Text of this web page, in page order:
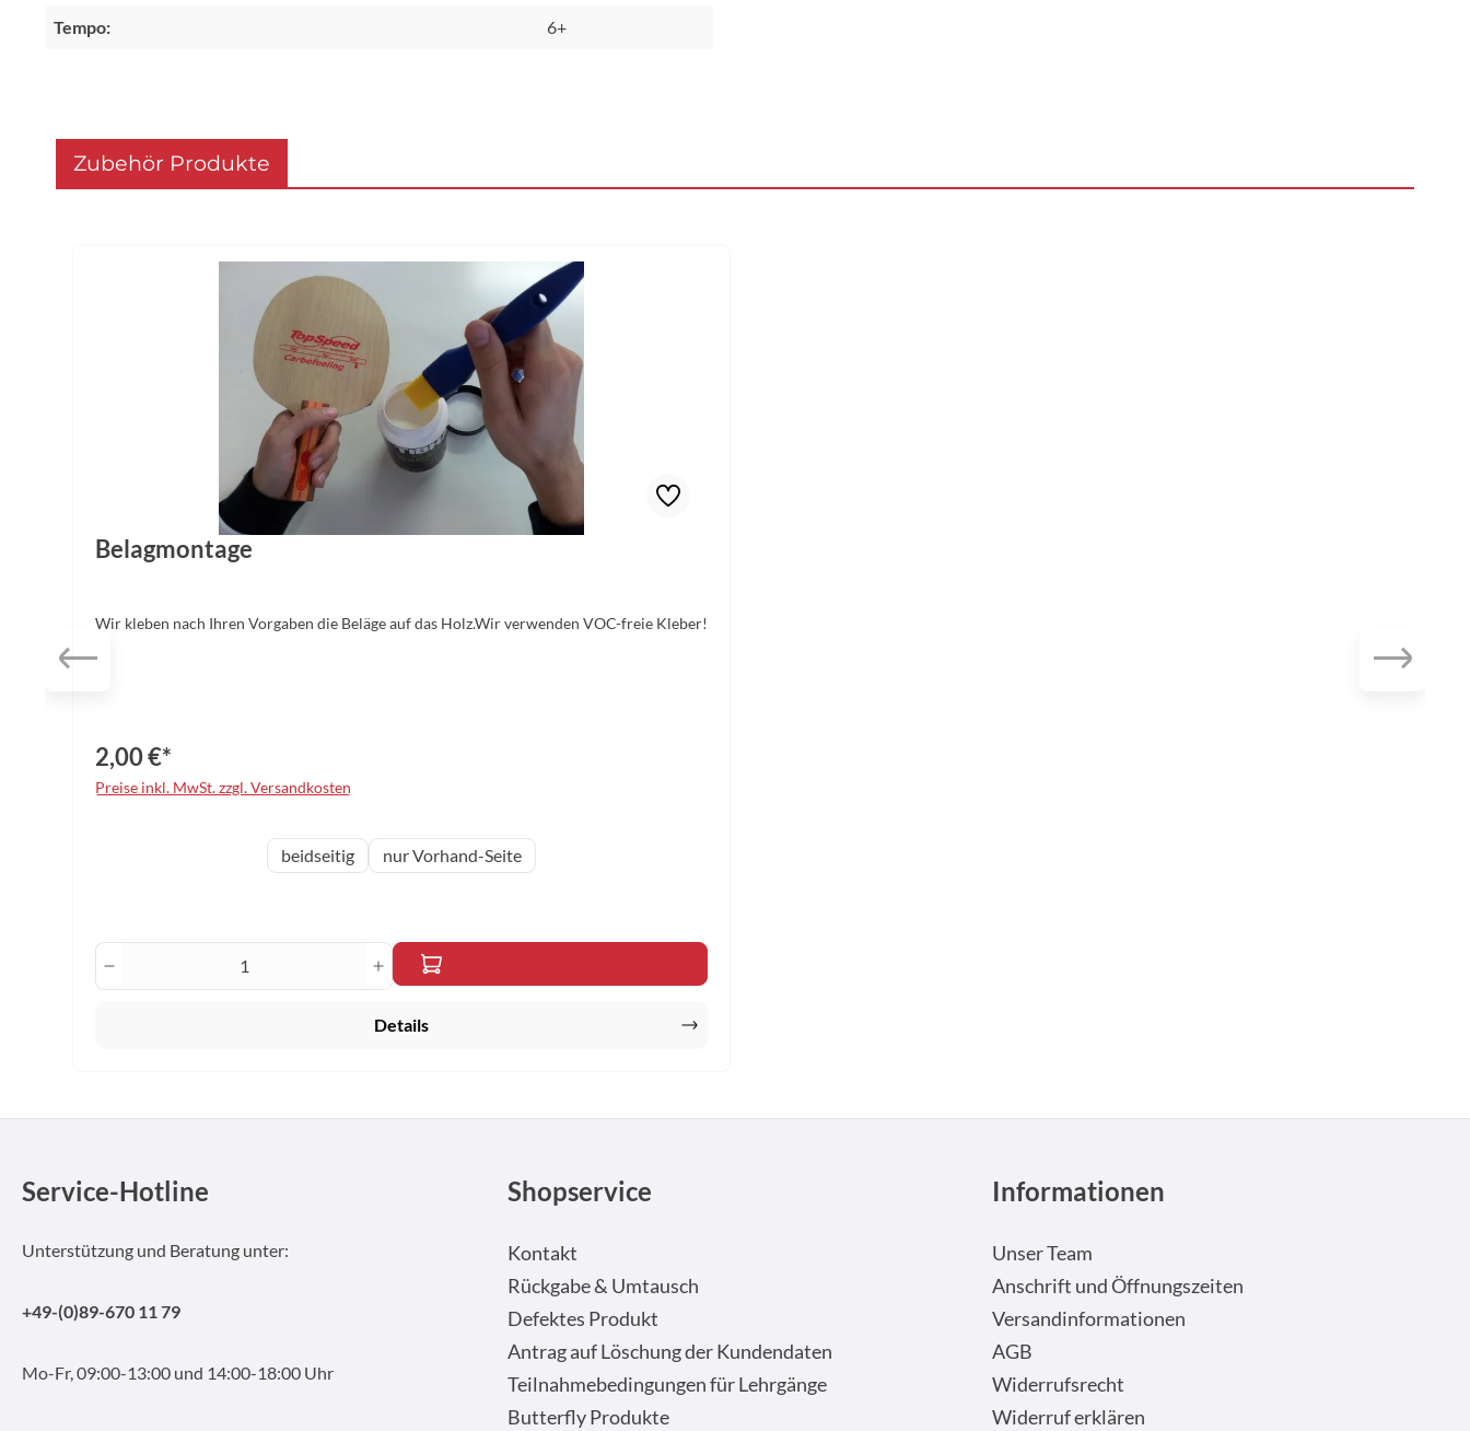
Tempo: 6+
Zubehör Produkte
Belagmontage
Wir kleben nach Ihren Vorgaben die Beläge auf das Holz.Wir verwenden VOC-freie Kleber!
2,00 €*
Preise inkl. MwSt. zzgl. Versandkosten
auswählenbeidseitig nur Vorhand-Seite
Produkt Anzahl: Gib den gewünschten Wert ein oder benutze die Schaltflächen um die Anzahl zu erhöhen oder zu
Details
Service-Hotline
Unterstützung und Beratung unter:
+49-(0)89-670 11 79
Mo-Fr, 09:00-13:00 und 14:00-18:00 Uhr
Shopservice
Kontakt
Rückgabe & Umtausch
Defektes Produkt
Antrag auf Löschung der Kundendaten
Teilnahmebedingungen für Lehrgänge
Butterfly Produkte
Informationen
Unser Team
Anschrift und Öffnungszeiten
Versandinformationen
AGB
Widerrufsrecht
Widerruf erklären